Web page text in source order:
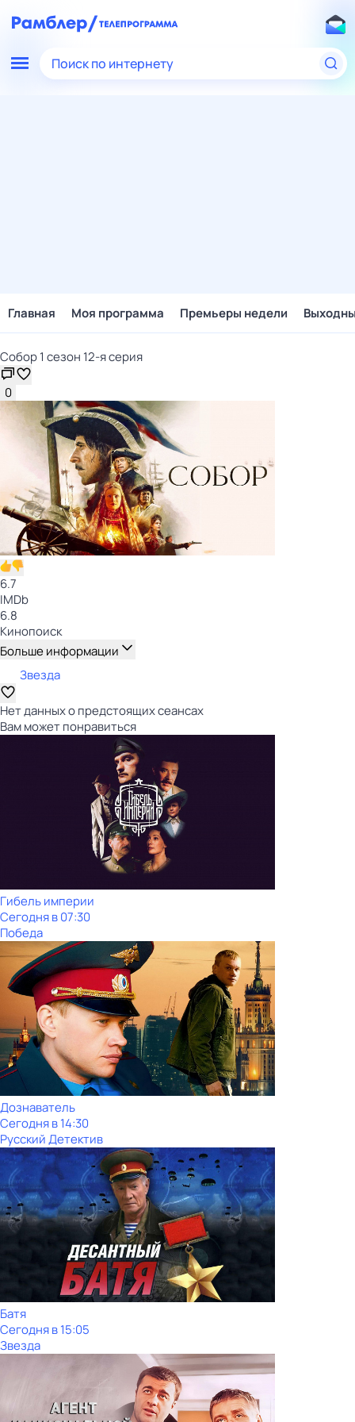
Поиск по интернету
Главная Моя программа Премьеры недели
Собор 1 сезон 12-я серия
0
6.7
IMDb
6.8
Кинопоиск
Больше информации
Звезда
Нет данных о предстоящих сеансах
Вам может понравиться
Гибель империи
Сегодня в 07:30
Победа
Дознаватель
Сегодня в 14:30
Русский Детектив
Батя
Сегодня в 15:05
Звезда